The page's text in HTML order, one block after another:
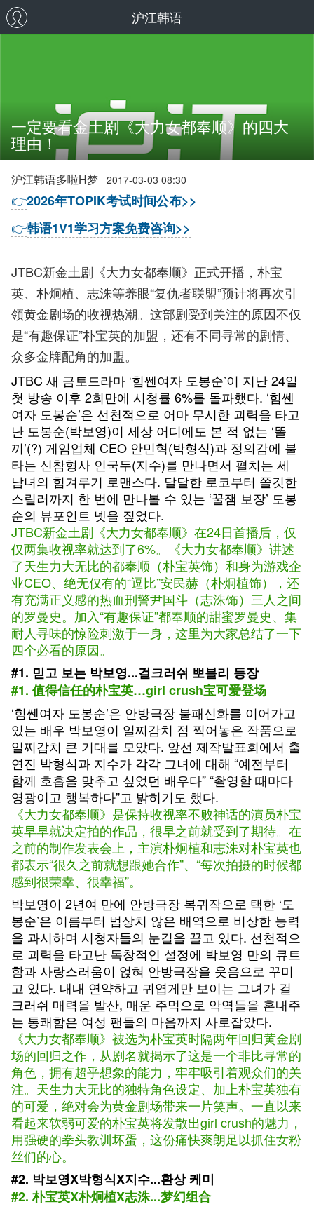
沪江韩语
一定要看金土剧《大力女都奉顺》的四大
理由！
沪江韩语多啦H梦 2017-03-03 08:30
👉2026年TOPIK考试时间公布>>
👉韩语1V1学习方案免费咨询>>
JTBC新金土剧《大力女都奉顺》正式开播，朴宝
英、朴炯植、志洙等养眼“复仇者联盟”预计将再次引
领黄金剧场的收视热潮。这部剧受到关注的原因不仅
是“有趣保证”朴宝英的加盟，还有不同寻常的剧情、
众多金牌配角的加盟。
JTBC 새 금토드라마 ‘힘쎈여자 도봉순’이 지난 24일
첫 방송 이후 2회만에 시청률 6%를 돌파했다. ‘힘쎈
여자 도봉순’은 선천적으로 어마 무시한 괴력을 타고
난 도봉순(박보영)이 세상 어디에도 본 적 없는 ‘똘
끼’(?) 게임업체 CEO 안민혁(박형식)과 정의감에 불
타는 신참형사 인국두(지수)를 만나면서 펼치는 세
남녀의 힘겨루기 로맨스다. 달달한 로코부터 쫄깃한
스릴러까지 한 번에 만나볼 수 있는 ‘꿀잼 보장’ 도봉
순의 뷰포인트 넷을 짚었다.
JTBC新金土剧《大力女都奉顺》在24日首播后，仅
仅两集收视率就达到了6%。《大力女都奉顺》讲述
了天生力大无比的都奉顺（朴宝英饰）和身为游戏企
业CEO、绝无仅有的“逗比”安民赫（朴炯植饰），还
有充满正义感的热血刑警尹国斗（志洙饰）三人之间
的罗曼史。加入“有趣保证”都奉顺的甜蜜罗曼史、集
耐人寻味的惊险刺激于一身，这里为大家总结了一下
四个必看的原因。
#1. 믿고 보는 박보영...걸크러쉬 뽀블리 등장
#1. 值得信任的朴宝英…girl crush宝可爱登场
‘힘쎈여자 도봉순’은 안방극장 불패신화를 이어가고
있는 배우 박보영이 일찌감치 점 찍어놓은 작품으로
일찌감치 큰 기대를 모았다. 앞선 제작발표회에서 출
연진 박형식과 지수가 각각 그녀에 대해 “예전부터
함께 호흡을 맞추고 싶었던 배우다” “촬영할 때마다
영광이고 행복하다”고 밝히기도 했다.
《大力女都奉顺》是保持收视率不败神话的演员朴宝
英早早就决定拍的作品，很早之前就受到了期待。在
之前的制作发表会上，主演朴炯植和志洙对朴宝英也
都表示“很久之前就想跟她合作”、“每次拍摄的时候都
感到很荣幸、很幸福”。
박보영이 2년여 만에 안방극장 복귀작으로 택한 ‘도
봉순’은 이름부터 범상치 않은 배역으로 비상한 능력
을 과시하며 시청자들의 눈길을 끌고 있다. 선천적으
로 괴력을 타고난 독창적인 설정에 박보영 만의 큐트
함과 사랑스러움이 얹혀 안방극장을 웃음으로 꾸미
고 있다. 내내 연약하고 귀엽게만 보이는 그녀가 걸
크러쉬 매력을 발산, 매운 주먹으로 악역들을 혼내주
는 통쾌함은 여성 팬들의 마음까지 사로잡았다.
《大力女都奉顺》被选为朴宝英时隔两年回归黄金剧
场的回归之作，从剧名就揭示了这是一个非比寻常的
角色，拥有超乎想象的能力，牢牢吸引着观众们的关
注。天生力大无比的独特角色设定、加上朴宝英独有
的可爱，绝对会为黄金剧场带来一片笑声。一直以来
看起来软弱可爱的朴宝英将发散出girl crush的魅力，
用强硬的拳头教训坏蛋，这份痛快爽朗足以抓住女粉
丝们的心。
#2. 박보영X박형식X지수...환상 케미
#2. 朴宝英X朴炯植X志洙...梦幻组合